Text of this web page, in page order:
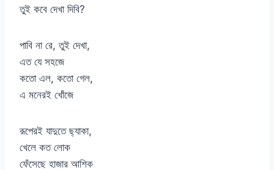
তুই কবে দেখা দিবি?
পাবি না রে, তুই দেখা,
এত যে সহজে
কতো এল, কতো গেল,
এ মনেরই খোঁজে
রূপেরই যাদুতে ছ্যাকা,
খেলে কত লোক
ফেঁসেছে হাজার আশিক